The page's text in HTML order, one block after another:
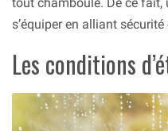
s’équiper en alliant
Les conditions